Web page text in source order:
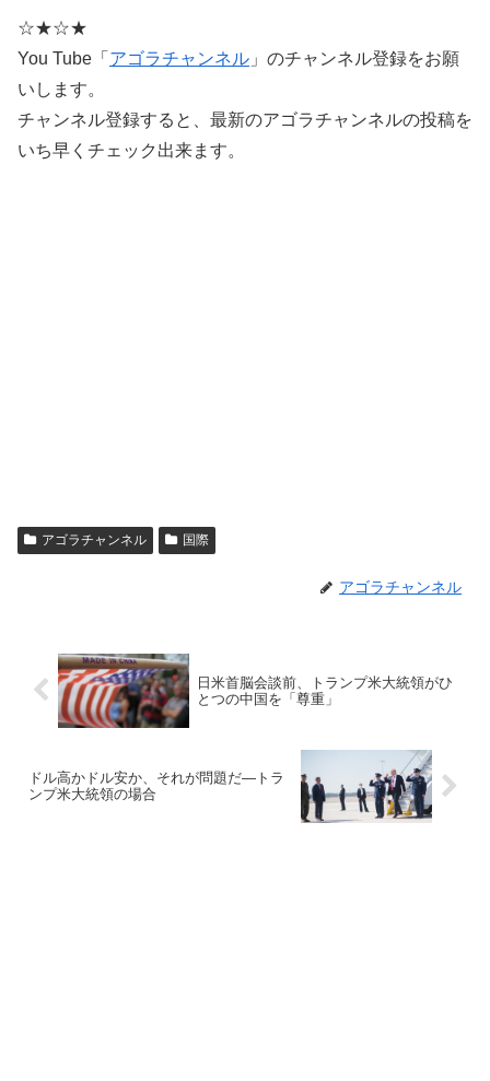
☆★☆★
You Tube「 アゴラチャンネル 」のチャンネル登録をお願
いします。
チャンネル登録すると、最新のアゴラチャンネルの投稿を
いち早くチェック出来ます。
アゴラチャンネル 国際
アゴラチャンネル
日米首脳会談前、トランプ米大統領がひ
とつの中国を「尊重」
ドル高かドル安か、それが問題だ―トラ
ンプ米大統領の場合